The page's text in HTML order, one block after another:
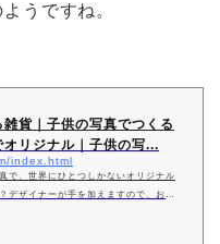
うですね。
貨｜子供の写真でつくる
リジナル｜子供の写...
index.html
で、世界にひとつしかないオリジナル
デザイナーが手を加えますので、お店